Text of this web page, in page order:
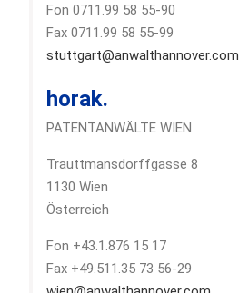
Fon 0711.99 58 55-90
Fax 0711.99 58 55-99
stuttgart@anwalthannover.com
horak.
PATENTANWÄLTE WIEN
Trauttmansdorffgasse 8
1130 Wien
Österreich
Fon +43.1.876 15 17
Fax +49.511.35 73 56-29